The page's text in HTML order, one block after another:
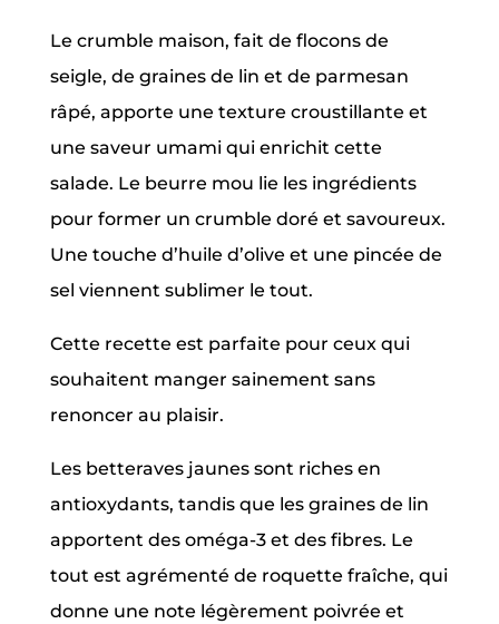
Le crumble maison, fait de flocons de
seigle, de graines de lin et de parmesan
râpé, apporte une texture croustillante et
une saveur umami qui enrichit cette
salade. Le beurre mou lie les ingrédients
pour former un crumble doré et savoureux.
Une touche d’huile d’olive et une pincée de
sel viennent sublimer le tout.
Cette recette est parfaite pour ceux qui
souhaitent manger sainement sans
renoncer au plaisir.
Les betteraves jaunes sont riches en
antioxydants, tandis que les graines de lin
apportent des oméga-3 et des fibres. Le
tout est agrémenté de roquette fraîche, qui
donne une note légèrement poivrée et